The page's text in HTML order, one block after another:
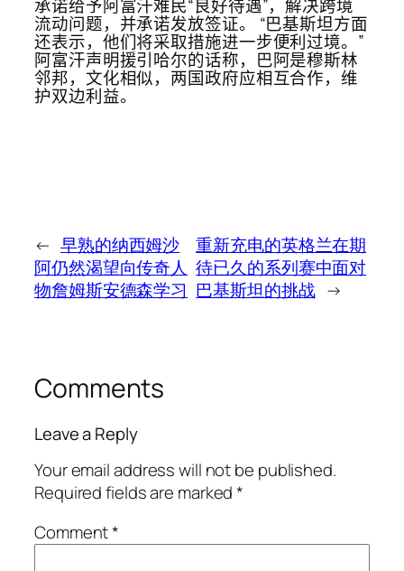
承诺给予阿富汗难民“良好待遇”，解决跨境
流动问题，并承诺发放签证。 “巴基斯坦方面
还表示，他们将采取措施进一步便利过境。”
阿富汗声明援引哈尔的话称，巴阿是穆斯林
邻邦，文化相似，两国政府应相互合作，维
护双边利益。
← 早熟的纳西姆沙
阿仍然渴望向传奇人
物詹姆斯安德森学习
重新充电的英格兰在期
待​​已久的系列赛中面对
巴基斯坦的挑战 →
Comments
Leave a Reply
Your email address will not be published.
Required fields are marked*
Comment*